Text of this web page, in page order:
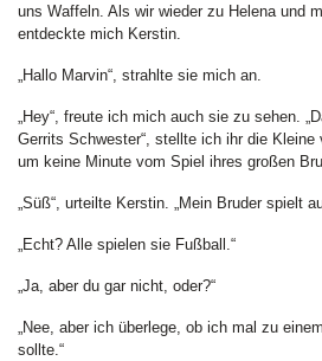
uns Waffeln. Als wir wieder zu Helena und
entdeckte mich Kerstin.
„Hallo Marvin“, strahlte sie mich an.
„Hey“, freute ich mich auch sie zu sehen.
Gerrits Schwester“, stellte ich ihr die Kleine
um keine Minute vom Spiel ihres großen
„Süß“, urteilte Kerstin. „Mein Bruder spielt
„Echt? Alle spielen sie Fußball.“
„Ja, aber du gar nicht, oder?“
„Nee, aber ich überlege, ob ich mal zu
sollte.“